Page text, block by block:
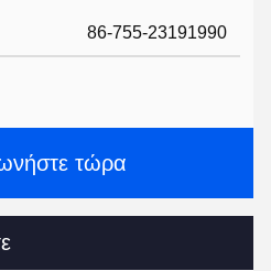
86-755-23191990
τώρα